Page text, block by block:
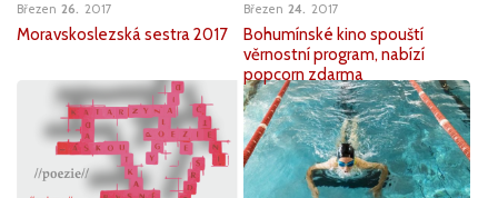
Březen 26 2017
Moravskoslezská sestra 2017
Březen 24 2017
Bohumínské kino spouští
věrnostní program, nabízí
popcorn zdarma